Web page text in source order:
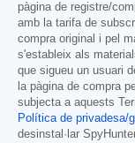
pàgina de registre/
amb la tarifa de
compra original i pel
s'estableix als
que sigueu un usuari
la pàgina de compra
subjecta a aquests
Política de privadesa/
desinstal·lar